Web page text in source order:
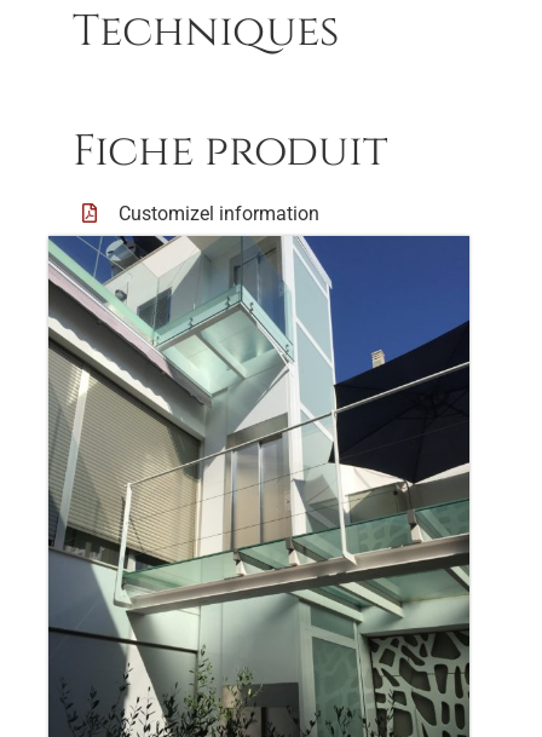
Techniques
Fiche produit
Customizel information